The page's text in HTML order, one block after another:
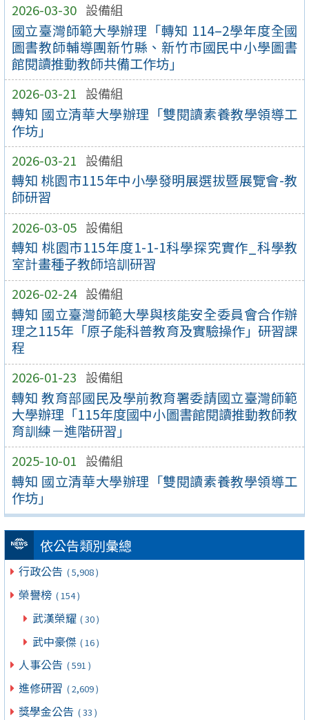
2026-03-30 設備組
國立臺灣師範大學辦理「轉知 114–2學年度全國
圖書教師輔導團新竹縣、新竹市國民中小學圖書
館閱讀推動教師共備工作坊」
2026-03-21 設備組
轉知 國立清華大學辦理「雙閱讀素養教學領導工
作坊」
2026-03-21 設備組
轉知 桃園市115年中小學發明展選拔暨展覽會-教
師研習
2026-03-05 設備組
轉知 桃園市115年度1-1-1科學探究實作_科學教
室計畫種子教師培訓研習
2026-02-24 設備組
轉知 國立臺灣師範大學與核能安全委員會合作辦
理之115年「原子能科普教育及實驗操作」研習課
程
2026-01-23 設備組
轉知 教育部國民及學前教育署委請國立臺灣師範
大學辦理「115年度國中小圖書館閱讀推動教師教
育訓練－進階研習」
2025-10-01 設備組
轉知 國立清華大學辦理「雙閱讀素養教學領導工
作坊」
依公告類別彙總
行政公告 ( 5,908 )
榮譽榜 ( 154 )
武漢榮耀 ( 30 )
武中豪傑 ( 16 )
人事公告 ( 591 )
進修研習 ( 2,609 )
獎學金公告 ( 33 )